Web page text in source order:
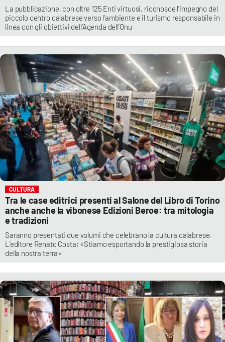
La pubblicazione, con oltre 125 Enti virtuosi, riconosce l’impegno del
piccolo centro calabrese verso l'ambiente e il turismo responsabile in
linea con gli obiettivi dell’Agenda dell’Onu
CULTURA
Tra le case editrici presenti al Salone del Libro di Torino
anche anche la vibonese Edizioni Beroe: tra mitologia
e tradizioni
Saranno presentati due volumi che celebrano la cultura calabrese.
L'editore Renato Costa: «Stiamo esportando la prestigiosa storia
della nostra terra»